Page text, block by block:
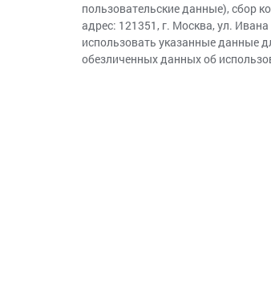
пользовательские данные), сбор
адрес: 121351, г. Москва, ул.
использовать указанные данные
обезличенных данных об